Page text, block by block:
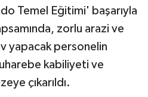
Temel Eğitimi' başarıyla
zorlu arazi ve
yapacak personelin
kabiliyeti ve
çıkarıldı.